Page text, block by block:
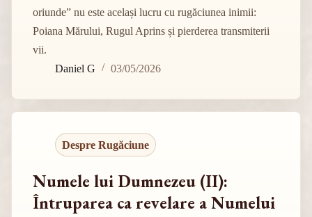
oriunde” nu este același lucru cu rugăciunea inimii:
Poiana Mărului, Rugul Aprins și pierderea transmiterii
vii.
Daniel G
03/05/2026
Despre Rugăciune
Numele lui Dumnezeu (II):
Întruparea ca revelare a Numelui